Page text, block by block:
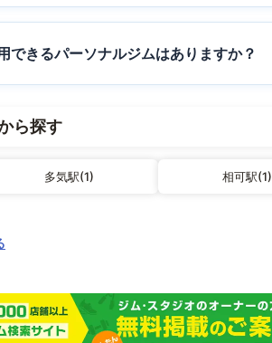
できるパーソナルジムはありますか？
ら探す
多気駅(1) 相可駅(1)